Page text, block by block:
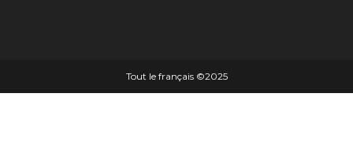
Tout le français ©️2025